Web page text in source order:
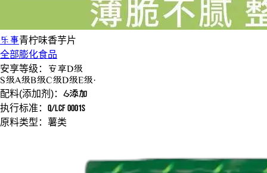
乐事青柠味香芋片
全部膨化食品
安享等级：
安享D级
S级A级B级C级D级E级·
配料(添加剂)： 6添加
执行标准： Q/LCF 0001S
原料类型： 薯类